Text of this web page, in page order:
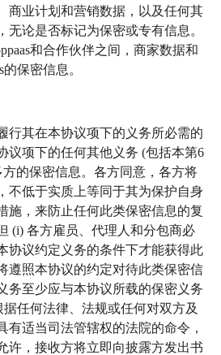
商业计划和营销数据，以及任何其
无论是否标记为保密或专有信息。
和合作伙伴之间，商家数据和
保密信息。
其在本协议项下的义务所必需的
议项下的任何其他义务 (包括本第6
的保密信息。各方同意，各方将
不低于实质上等同于其为保护自身
施，来防止任何此类保密信息的复
(i) 各方雇员、代理人和分包商必
协议约定义务的条件下才能获得此
遵照本协议的约定对待此类保密信
务至少应与本协议所载的保密义务
任何法律、法规或任何对双方及
有适当司法管辖权的法院的命令，
许，接收方将立即向披露方发出书